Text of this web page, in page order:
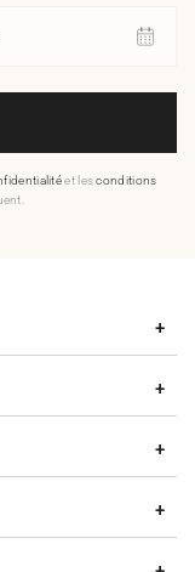
et lesconditions